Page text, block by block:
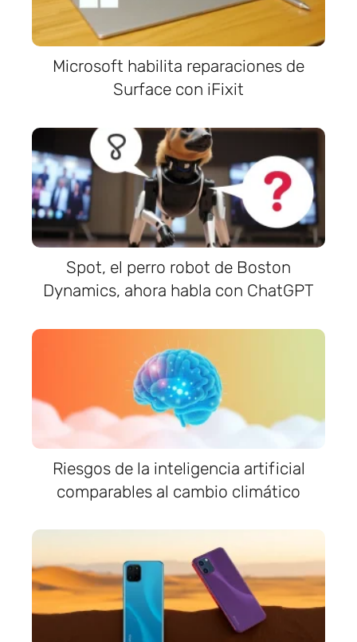
Microsoft habilita reparaciones de
Surface con iFixit
Spot, el perro robot de Boston
Dynamics, ahora habla con ChatGPT
Riesgos de la inteligencia artificial
comparables al cambio climático